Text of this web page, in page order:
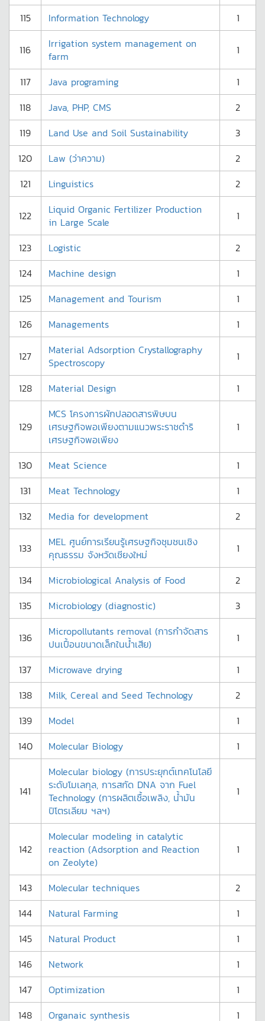
115
Information Technology 1
116
Irrigation system management on
farm
1
117 Java programing
1
118
Java, PHP, CMS
2
119
Land Use and Soil Sustainability
3
120
Law (ว่าความ)
2
121
Linguistics 2
122
Liquid Organic Fertilizer Production
in Large Scale
1
123 Logistic
2
124
Machine design
1
125
Management and Tourism
1
126
Managements 1
127
Material Adsorption Crystallography
Spectroscopy
1
128 Material Design 1
129
MCS โครงการผักปลอดสารพิษบน
เศรษฐกิจพอเพียงตามแนวพระราชดำริ
เศรษฐกิจพอเพียง
1
130 Meat Science
1
131
Meat Technology
1
132
Media for development 2
133
MEL ศูนย์การเรียนรู้เศรษฐกิจชุมชนเชิง
คุณธรรม จังหวัดเชียงใหม่
1
134 Microbiological Analysis of Food
2
135
Microbiology (diagnostic) 3
136
Micropollutants removal (การกำจัดสาร
ปนเปื้อนขนาดเล็กในน้ำเสีย)
1
137 Microwave drying
1
138
Milk, Cereal and Seed Technology
2
139
Model
1
140
Molecular Biology 1
141
Molecular biology (การประยุกต์เทคโนโลยี
ระดับโมเลกุล, การสกัด DNA จาก Fuel
Technology (การผลิตเชื้อเพลิง, น้ำมัน
ปิโตรเลียม ฯลฯ)
1
142
Molecular modeling in catalytic
reaction (Adsorption and Reaction
on Zeolyte)
1
143 Molecular techniques
2
144
Natural Farming
1
145
Natural Product
1
146
Network
1
147
Optimization
1
148
Organaic synthesis 1